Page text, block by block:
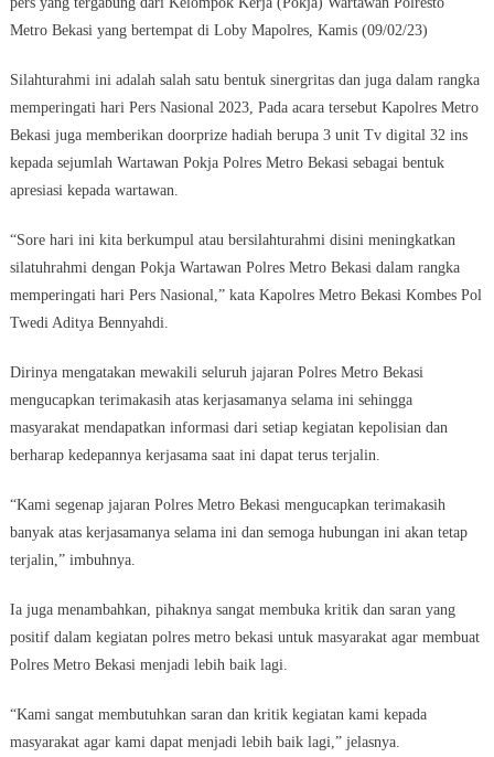
Metro Bekasi yang bertempat di Loby Mapolres, Kamis (09/02/23)
Silahturahmi ini adalah salah satu bentuk sinergritas dan juga dalam rangka
memperingati hari Pers Nasional 2023, Pada acara tersebut Kapolres Metro
Bekasi juga memberikan doorprize hadiah berupa 3 unit Tv digital 32 ins
kepada sejumlah Wartawan Pokja Polres Metro Bekasi sebagai bentuk
apresiasi kepada wartawan.
“Sore hari ini kita berkumpul atau bersilahturahmi disini meningkatkan
silatuhrahmi dengan Pokja Wartawan Polres Metro Bekasi dalam rangka
memperingati hari Pers Nasional,” kata Kapolres Metro Bekasi Kombes Pol
Twedi Aditya Bennyahdi.
Dirinya mengatakan mewakili seluruh jajaran Polres Metro Bekasi
mengucapkan terimakasih atas kerjasamanya selama ini sehingga
masyarakat mendapatkan informasi dari setiap kegiatan kepolisian dan
berharap kedepannya kerjasama saat ini dapat terus terjalin.
“Kami segenap jajaran Polres Metro Bekasi mengucapkan terimakasih
banyak atas kerjasamanya selama ini dan semoga hubungan ini akan tetap
terjalin,” imbuhnya.
Ia juga menambahkan, pihaknya sangat membuka kritik dan saran yang
positif dalam kegiatan polres metro bekasi untuk masyarakat agar membuat
Polres Metro Bekasi menjadi lebih baik lagi.
“Kami sangat membutuhkan saran dan kritik kegiatan kami kepada
masyarakat agar kami dapat menjadi lebih baik lagi,” jelasnya.